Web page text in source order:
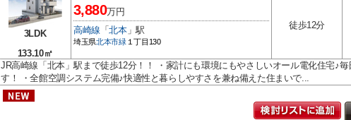
3LDK
133.10㎡
3,880万円
高崎線 「北本」駅
埼玉県北本市緑１丁目130
徒歩12分
JR高崎線「北本」駅まで徒歩12分！！ ・家計にも環境にもやさしいオール電化住宅♪
す！ ・全館空調システム完備♪快適性と暮らしやすさを兼ね備えた住まいで...